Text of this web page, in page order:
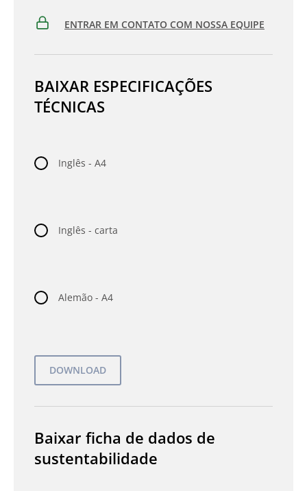
ENTRAR EM CONTATO COM NOSSA EQUIPE
BAIXAR ESPECIFICAÇÕES
TÉCNICAS
Inglês - A4
Inglês - carta
Alemão - A4
Baixar ficha de dados de
sustentabilidade